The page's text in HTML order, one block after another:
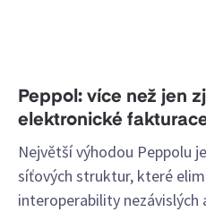
Peppol: více než jen
elektronické fakturace
Největší výhodou Peppolu
síťových struktur, které
interoperability